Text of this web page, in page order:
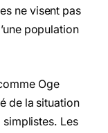
ne visent pas
population
Oge
de la situation
Les